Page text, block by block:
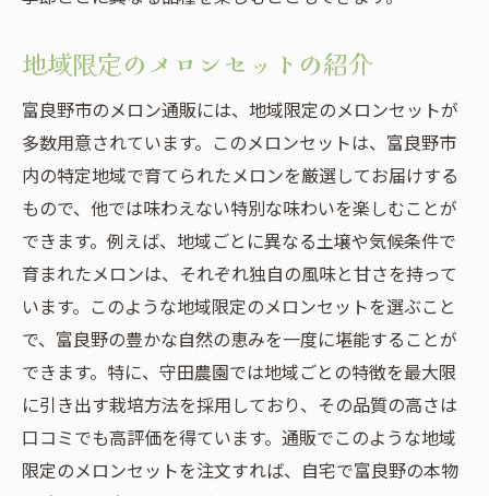
地域限定のメロンセットの紹介
富良野市のメロン通販には、地域限定のメロンセットが
多数用意されています。このメロンセットは、富良野市
内の特定地域で育てられたメロンを厳選してお届けする
もので、他では味わえない特別な味わいを楽しむことが
できます。例えば、地域ごとに異なる土壌や気候条件で
育まれたメロンは、それぞれ独自の風味と甘さを持って
います。このような地域限定のメロンセットを選ぶこと
で、富良野の豊かな自然の恵みを一度に堪能することが
できます。特に、守田農園では地域ごとの特徴を最大限
に引き出す栽培方法を採用しており、その品質の高さは
口コミでも高評価を得ています。通販でこのような地域
限定のメロンセットを注文すれば、自宅で富良野の本物